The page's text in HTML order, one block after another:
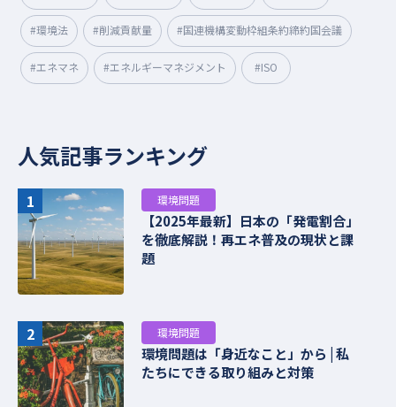
#環境法 #削減貢献量 #国連機構変動枠組条約締約国会議
#エネマネ #エネルギーマネジメント #ISO
人気記事ランキング
1 環境問題
【2025年最新】日本の「発電割合」
を徹底解説！再エネ普及の現状と課
題
2 環境問題
環境問題は「身近なこと」から | 私
たちにできる取り組みと対策